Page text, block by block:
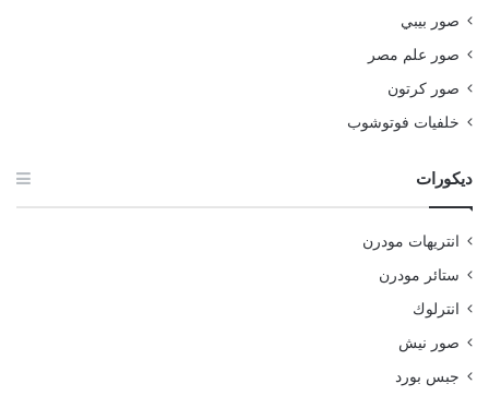
صور بيبي
صور علم مصر
صور كرتون
خلفيات فوتوشوب
ديكورات
انتريهات مودرن
ستائر مودرن
انترلوك
صور نيش
جبس بورد